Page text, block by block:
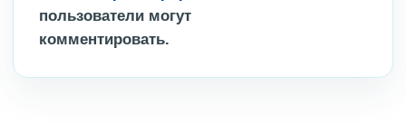
пользователи могут
комментировать.